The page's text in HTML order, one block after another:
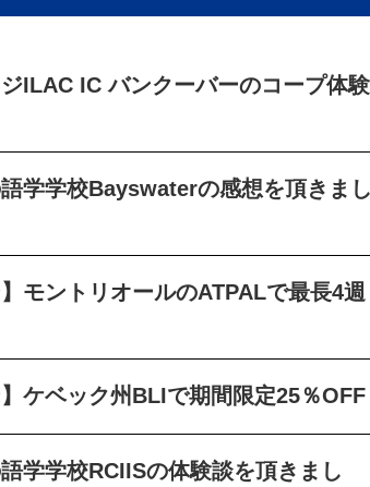
ILAC IC バンクーバーのコープ体験
語学学校Bayswaterの感想を頂きま
モントリオールのATPALで最長4週
ケベック州BLIで期間限定25％OFF
学学校RCIISの体験談を頂きまし